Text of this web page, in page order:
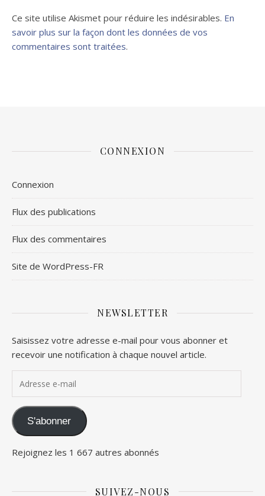
Ce site utilise Akismet pour réduire les indésirables. En
savoir plus sur la façon dont les données de vos
commentaires sont traitées.
CONNEXION
Connexion
Flux des publications
Flux des commentaires
Site de WordPress-FR
NEWSLETTER
Saisissez votre adresse e-mail pour vous abonner et
recevoir une notification à chaque nouvel article.
S'abonner
Rejoignez les 1 667 autres abonnés
SUIVEZ-NOUS